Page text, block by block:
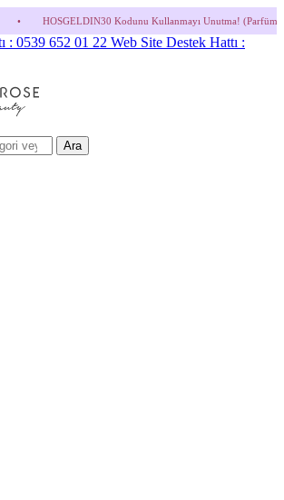
Kodunu Kullanmayı Unutma! (Parfüm ve İndirimli
: 0539 652 01 22 Web Site Destek Hattı :
Ara